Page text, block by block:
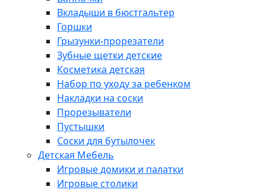
Вкладыши в бюстгальтер
Горшки
Грызунки-прорезатели
Зубные щетки детские
Косметика детская
Набор по уходу за ребенком
Накладки на соски
Прорезыватели
Пустышки
Соски для бутылочек
Детская Мебель
Игровые домики и палатки
Игровые столики